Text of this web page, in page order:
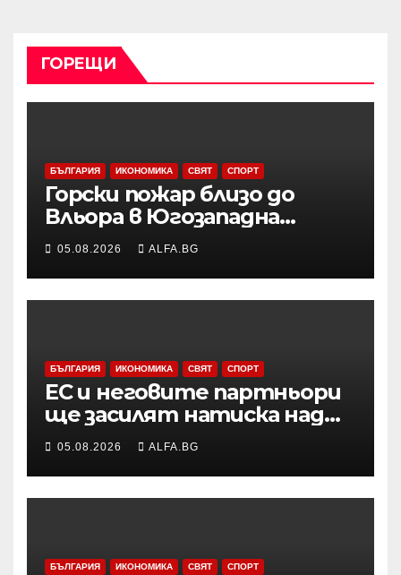
ГОРЕЩИ
БЪЛГАРИЯ ИКОНОМИКА СВЯТ СПОРТ
Горски пожар близо до
Вльора в Югозападна
Албания бушува до
жилищни сгради
05.08.2026 ALFA.BG
БЪЛГАРИЯ ИКОНОМИКА СВЯТ СПОРТ
ЕС и неговите партньори
ще засилят натиска над
Русия чрез санкции и ще
продължат да подкрепят
Украйна във военно
отношение, подчерта
05.08.2026 ALFA.BG
БЪЛГАРИЯ ИКОНОМИКА СВЯТ СПОРТ